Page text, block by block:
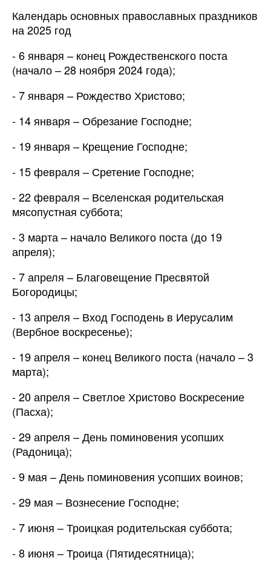
Календарь основных православных праздников
на 2025 год
- 6 января – конец Рождественского поста
(начало – 28 ноября 2024 года);
- 7 января – Рождество Христово;
- 14 января – Обрезание Господне;
- 19 января – Крещение Господне;
- 15 февраля – Сретение Господне;
- 22 февраля – Вселенская родительская
мясопустная суббота;
- 3 марта – начало Великого поста (до 19
апреля);
- 7 апреля – Благовещение Пресвятой
Богородицы;
- 13 апреля – Вход Господень в Иерусалим
(Вербное воскресенье);
- 19 апреля – конец Великого поста (начало – 3
марта);
- 20 апреля – Светлое Христово Воскресение
(Пасха);
- 29 апреля – День поминовения усопших
(Радоница);
- 9 мая – День поминовения усопших воинов;
- 29 мая – Вознесение Господне;
- 7 июня – Троицкая родительская суббота;
- 8 июня – Троица (Пятидесятница);